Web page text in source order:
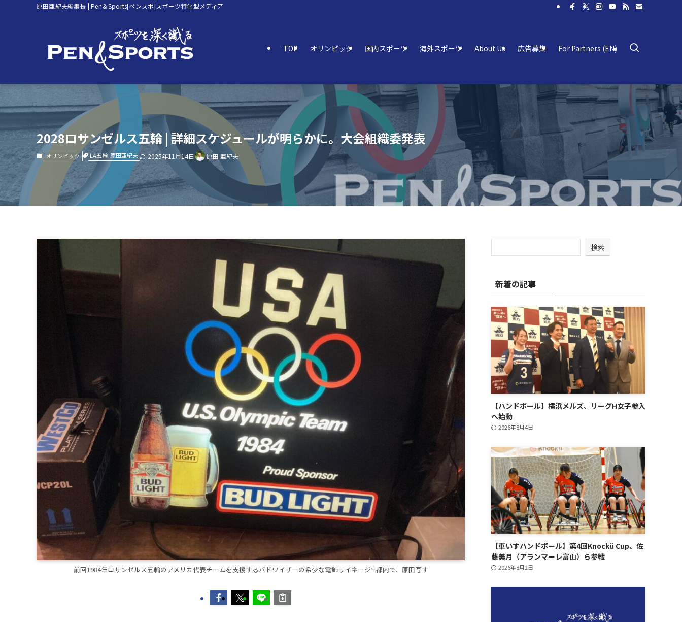
原田亜紀夫編集長 | Pen＆Sports[ペンスポ]スポーツ特化型メディア
TOP オリンピック 国内スポーツ 海外スポーツ About Us 広告募集 For Partners (EN)
2028ロサンゼルス五輪 | 詳細スケジュールが明らかに。大会組織委発表
オリンピック LA五輪 原田亜紀夫 2025年11月14日 原田 亜紀夫
前回1984年ロサンゼルス五輪のアメリカ代表チームを支援するバドワイザーの希少な電飾サイネージ≒都内で、原田写す
検索
新着の記事
【ハンドボール】横浜メルズ、リーグH女子参入
へ始動
2026年8月4日
【車いすハンドボール】第4回Knockü Cup、佐
藤美月（アランマーレ富山）ら参戦
2026年8月2日